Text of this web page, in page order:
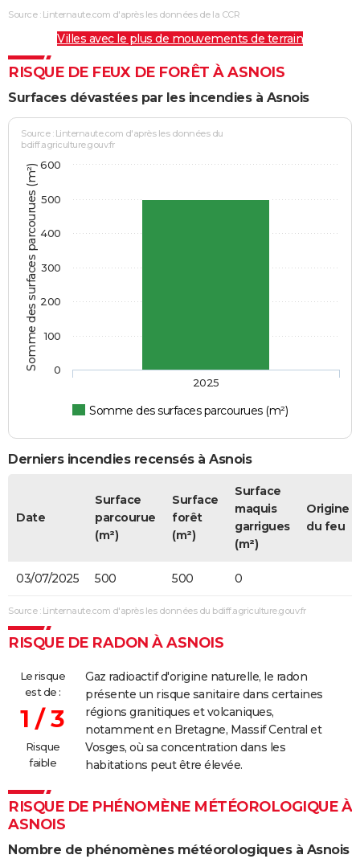
Source : Linternaute.com d'après les données de la CCR
Villes avec le plus de mouvements de terrain
RISQUE DE FEUX DE FORÊT À ASNOIS
Surfaces dévastées par les incendies à Asnois
Somme des surfaces parcourues (m²)
Source : Linternaute.com d'après les données du
bdiff.agriculture.gouv.fr
Somme des surfaces parcourues (m²)
2025
0
100
200
300
400
500
600
Derniers incendies recensés à Asnois
Date
Surface
parcourue
(m²)
Surface
forêt
(m²)
Surface
maquis
garrigues
(m²)
Origine
du feu
03/07/2025 500 500 0
Source : Linternaute.com d'après les données du bdiff.agriculture.gouv.fr
RISQUE DE RADON À ASNOIS
Le risque
est de :
1 / 3
Risque
faible
Gaz radioactif d'origine naturelle, le radon
présente un risque sanitaire dans certaines
régions granitiques et volcaniques,
notamment en Bretagne, Massif Central et
Vosges, où sa concentration dans les
habitations peut être élevée.
RISQUE DE PHÉNOMÈNE MÉTÉOROLOGIQUE À
ASNOIS
Nombre de phénomènes météorologiques à Asnois